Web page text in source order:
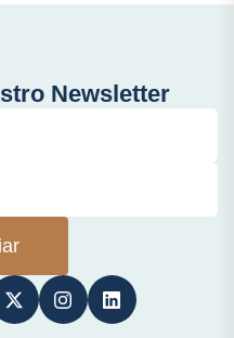
Newsletter